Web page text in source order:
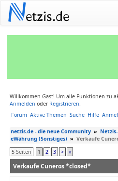
Netzis.de
Willkommen Gast! Um alle Funktionen zu
Anmelden oder Registrieren.
Forum Aktive Themen Suche Hilfe
netzis.de - die neue Community »
eWährung (Sonstiges) » Verkaufe
5 Seiten
1 2 3 > »
Verkaufe Cuneros *closed*